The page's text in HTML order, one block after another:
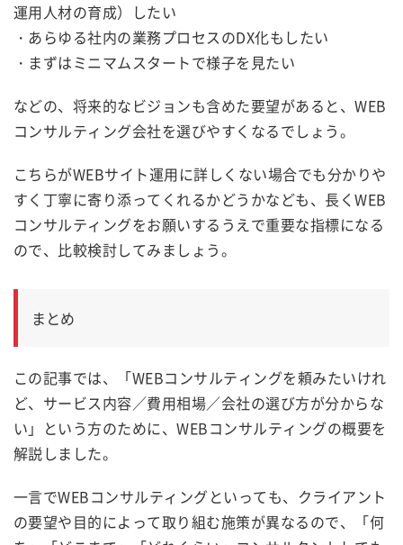
運用人材の育成）したい
・ あらゆる社内の業務プロセスのDX化もしたい
・まずはミニマムスタートで様子を見たい
などの、将来的なビジョンも含めた要望があると、WEB
コンサルティング会社を選びやすくなるでしょう。
こちらがWEBサイト運用に詳しくない場合でも分かりや
すく丁寧に寄り添ってくれるかどうかなども、長くWEB
コンサルティングをお願いするうえで重要な指標になる
ので、比較検討してみましょう。
まとめ
この記事では、「WEBコンサルティングを頼みたいけれ
ど、サービス内容／費用相場／会社の選び方が分からな
い」という方のために、WEBコンサルティングの概要を
解説しました。
一言でWEBコンサルティングといっても、クライアント
の要望や目的によって取り組む施策が異なるので、「何